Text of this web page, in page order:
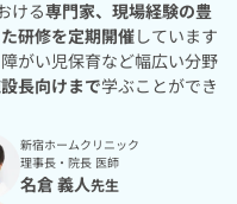
ける専門家、現場経験の豊
研修を定期開催しています
がい児保育など幅広い分野
長向けまで学ぶことができ
新宿ホームクリニック
理事長・院長 医師
名倉 義人先生